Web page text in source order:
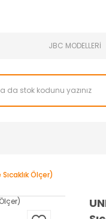
JBC MODELLERİ
Ölçer)